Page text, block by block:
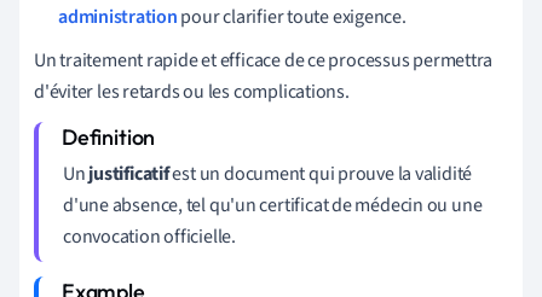
administrationpour clarifier toute exigence.
Un traitement rapide et efficace de ce processus permettra
d'éviter les retards ou les complications.
Unjustificatifest un document qui prouve la validité
d'une absence, tel qu'un certificat de médecin ou une
convocation officielle.